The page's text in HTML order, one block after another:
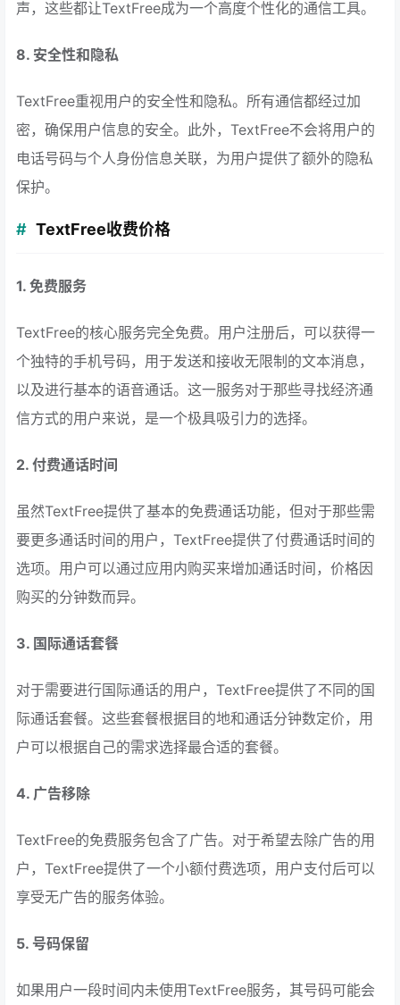
声，这些都让TextFree成为一个高度个性化的通信工具。
8. 安全性和隐私
TextFree重视用户的安全性和隐私。所有通信都经过加
密，确保用户信息的安全。此外，TextFree不会将用户的
电话号码与个人身份信息关联，为用户提供了额外的隐私
保护。
TextFree收费价格
1. 免费服务
TextFree的核心服务完全免费。用户注册后，可以获得一
个独特的手机号码，用于发送和接收无限制的文本消息，
以及进行基本的语音通话。这一服务对于那些寻找经济通
信方式的用户来说，是一个极具吸引力的选择。
2. 付费通话时间
虽然TextFree提供了基本的免费通话功能，但对于那些需
要更多通话时间的用户，TextFree提供了付费通话时间的
选项。用户可以通过应用内购买来增加通话时间，价格因
购买的分钟数而异。
3. 国际通话套餐
对于需要进行国际通话的用户，TextFree提供了不同的国
际通话套餐。这些套餐根据目的地和通话分钟数定价，用
户可以根据自己的需求选择最合适的套餐。
4. 广告移除
TextFree的免费服务包含了广告。对于希望去除广告的用
户，TextFree提供了一个小额付费选项，用户支付后可以
享受无广告的服务体验。
5. 号码保留
如果用户一段时间内未使用TextFree服务，其号码可能会